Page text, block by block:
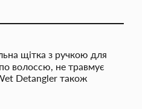
щітка з ручкою для
волоссю, не травмує
Detangler також
та гладкості. НЕ
The Wet Detangler